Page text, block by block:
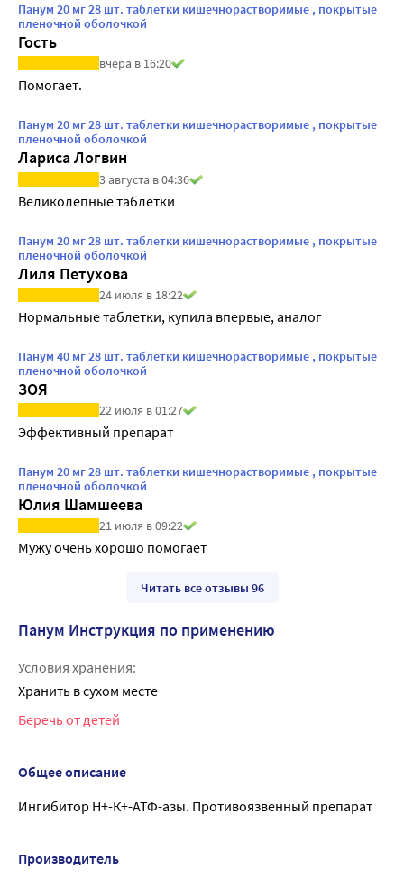
Панум 20 мг 28 шт. таблетки кишечнорастворимые , покрытые
пленочной оболочкой
Гость
вчера в 16:20
Помогает.
Панум 20 мг 28 шт. таблетки кишечнорастворимые , покрытые
пленочной оболочкой
Лариса Логвин
3 августа в 04:36
Великолепные таблетки
Панум 20 мг 28 шт. таблетки кишечнорастворимые , покрытые
пленочной оболочкой
Лиля Петухова
24 июля в 18:22
Нормальные таблетки, купила впервые, аналог
Панум 40 мг 28 шт. таблетки кишечнорастворимые , покрытые
пленочной оболочкой
ЗОЯ
22 июля в 01:27
Эффективный препарат
Панум 20 мг 28 шт. таблетки кишечнорастворимые , покрытые
пленочной оболочкой
Юлия Шамшеева
21 июля в 09:22
Мужу очень хорошо помогает
Читать все отзывы 96
Панум Инструкция по применению
Условия хранения:
Хранить в сухом месте
Беречь от детей
Общее описание
Ингибитор Н+-К+-АТФ-азы. Противоязвенный препарат
Производитель